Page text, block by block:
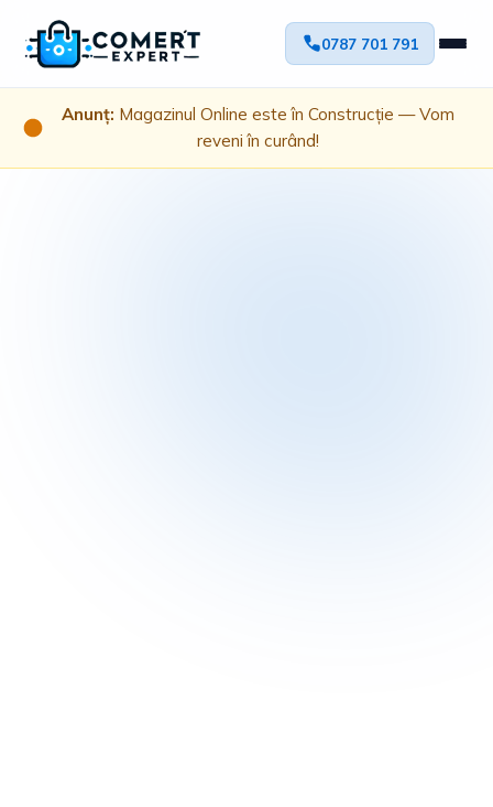
0787 701 791
Anunț: Magazinul Online este în Construcție — Vom
reveni în curând!